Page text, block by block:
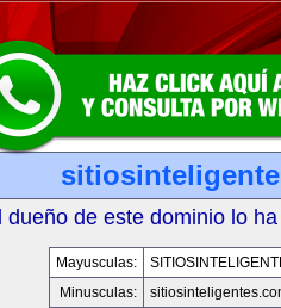
dueño de este dominio lo
Mayusculas:
Minusculas: